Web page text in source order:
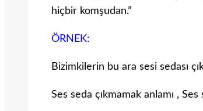
hiçbir komşudan.”
ÖRNEK:
Bizimkilerin bu ara sesi sedası
Ses seda çıkmamak anlamı ,